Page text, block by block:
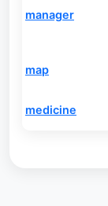
manager
map
medicine